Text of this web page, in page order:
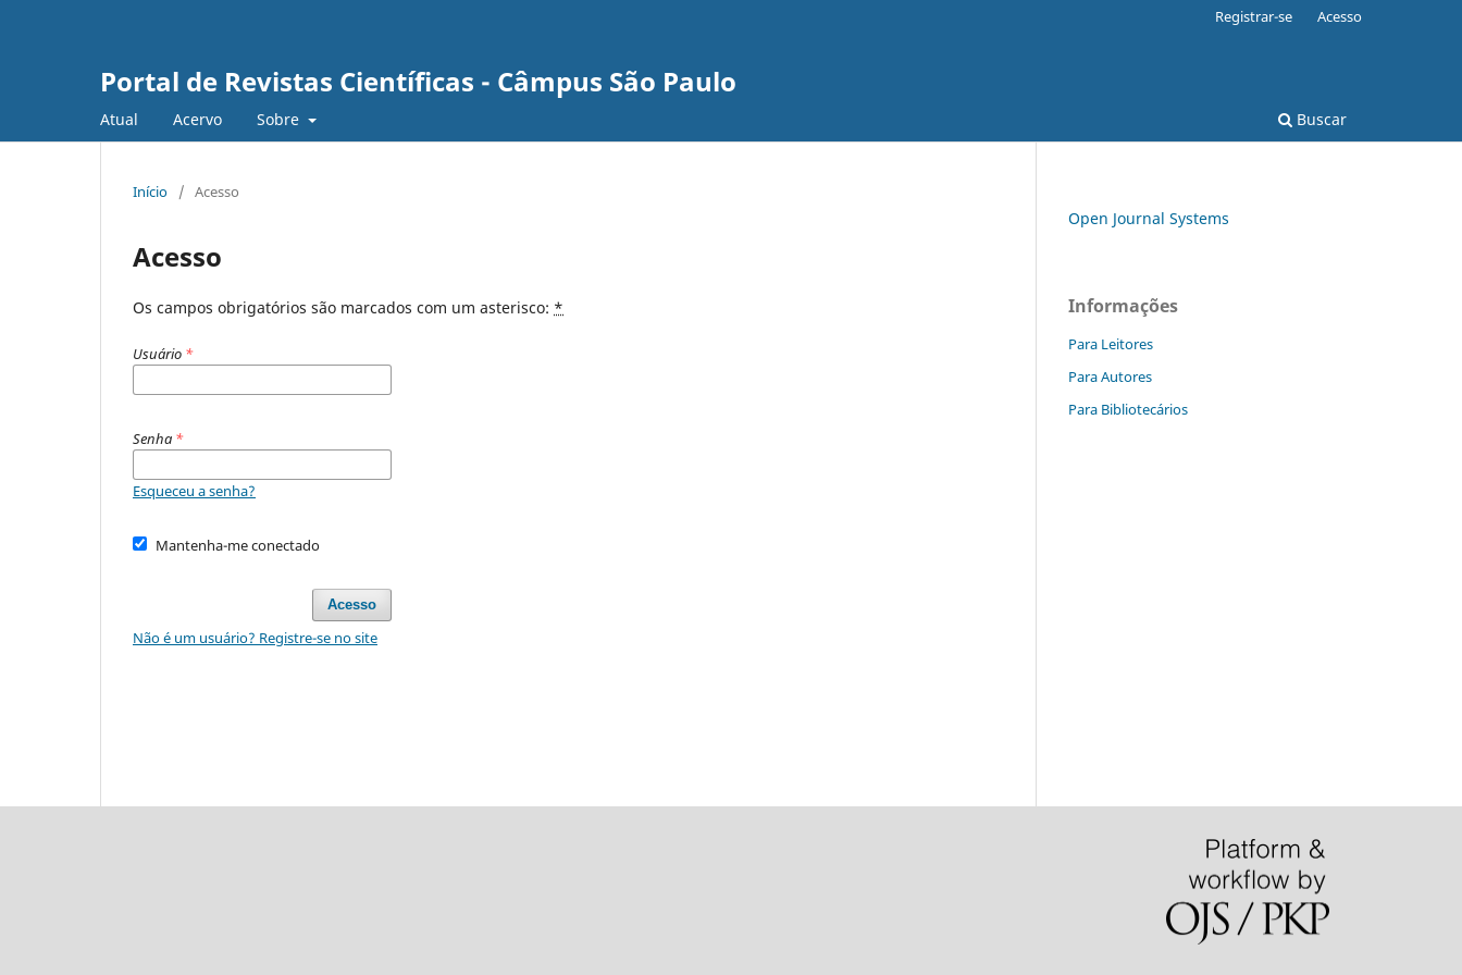
Portal de Revistas Científicas - Câmpus São Paulo
Atual Acervo Sobre Buscar
Registrar-se Acesso
Início / Acesso
Acesso
Os campos obrigatórios são marcados com um asterisco: *
Usuário *
Senha *
Esqueceu a senha?
Mantenha-me conectado
Acesso
Não é um usuário? Registre-se no site
Open Journal Systems
Informações
Para Leitores
Para Autores
Para Bibliotecários